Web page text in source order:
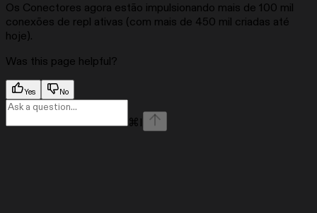
Os Conectores agora estão impulsionando mais de 100 mil
conexões de repl ativas (com mais de 450 mil criadas até
hoje).
Was this page helpful?
Yes No
⌘ I